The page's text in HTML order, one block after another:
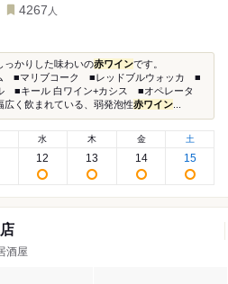
4267 人
っかりした味わいの赤ワインです。
■マリブコーク ■レッドブルウォッカ ■
■キール 白ワイン+カシス ■オペレータ
広く飲まれている、弱発泡性赤ワイン
水
12
木
13
金
14
土
15
酒屋